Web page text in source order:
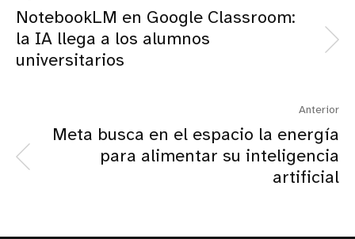
NotebookLM en Google Classroom:
la IA llega a los alumnos
universitarios
Anterior
Meta busca en el espacio la energía
para alimentar su inteligencia
artificial